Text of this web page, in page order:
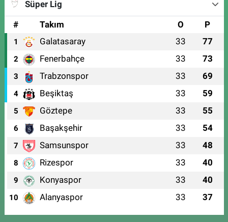
Süper Lig
#
Takım O P
1 Galatasaray 33 77
2 Fenerbahçe 33 73
3 Trabzonspor 33 69
4 Beşiktaş 33 59
5 Göztepe 33 55
6 Başakşehir 33 54
7 Samsunspor 33 48
8 Rizespor 33 40
9 Konyaspor 33 40
10 Alanyaspor 33 37